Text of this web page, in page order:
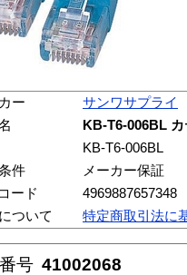
ー
サンワサプライ
KB-T6-006BL
KB-T6-006BL
件
メーカー保証
ード
4969887657348
ついて
特定商取引法に
号 41002068